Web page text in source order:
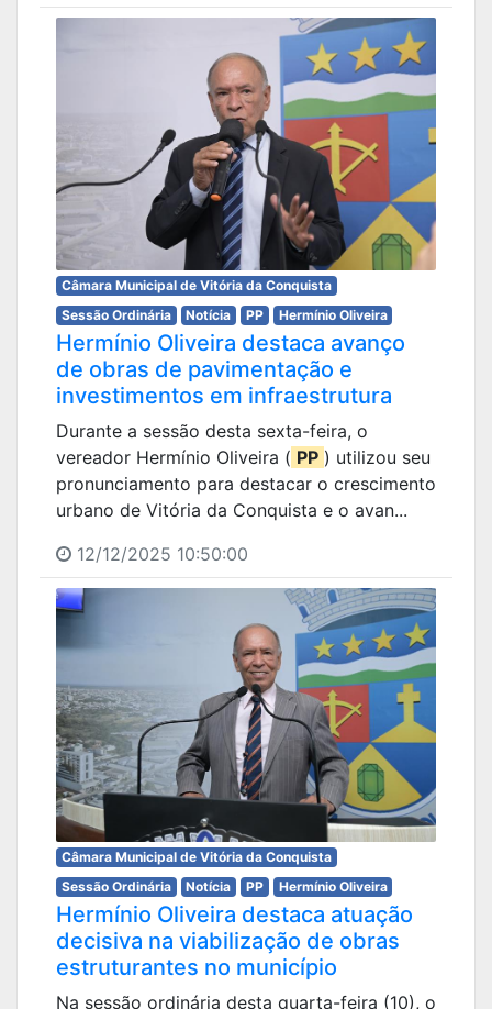
Câmara Municipal de Vitória da Conquista
Sessão Ordinária
Notícia PP Hermínio Oliveira
Hermínio Oliveira destaca avanço
de obras de pavimentação e
investimentos em infraestrutura
Durante a sessão desta sexta-feira, o
vereador Hermínio Oliveira ( PP ) utilizou seu
pronunciamento para destacar o crescimento
urbano de Vitória da Conquista e o avan...
12/12/2025 10:50:00
Câmara Municipal de Vitória da Conquista
Sessão Ordinária
Notícia PP Hermínio Oliveira
Hermínio Oliveira destaca atuação
decisiva na viabilização de obras
estruturantes no município
Na sessão ordinária desta quarta-feira (10), o